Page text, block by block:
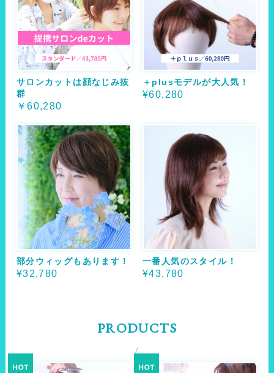
￥60,280
サロンカットは顔なじみ抜
群
¥60,280
＋plusモデルが大人気！
¥32,780
部分ウィッグもあります！
¥43,780
一番人気のスタイル！
PRODUCTS